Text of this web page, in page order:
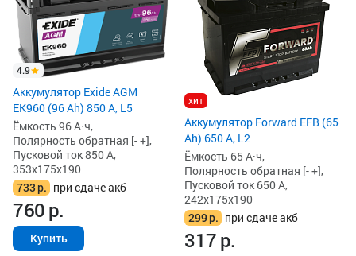
4.9
Аккумулятор Exide AGM
EK960 (96 Ah) 850 А, L5
Ёмкость 96 А·ч,
Полярность обратная [- +],
Пусковой ток 850 А,
353x175x190
733р. при сдаче акб
760р.
Купить
хит
Аккумулятор Forward EFB (65
Ah) 650 А, L2
Ёмкость 65 А·ч,
Полярность обратная [- +],
Пусковой ток 650 А,
242x175x190
299р. при сдаче акб
317р.